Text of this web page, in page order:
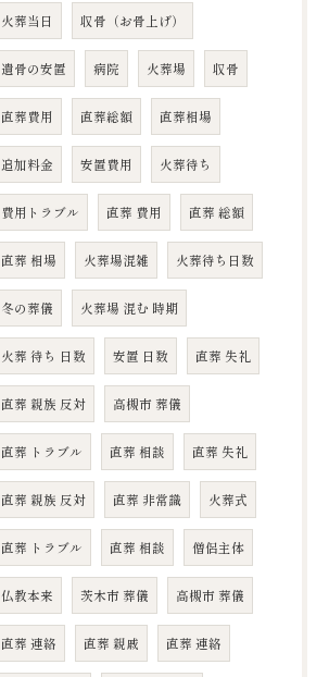
火葬当日 収骨（お骨上げ）
遺骨の安置 病院 火葬場 収骨
直葬費用 直葬総額 直葬相場
追加料金 安置費用 火葬待ち
費用トラブル 直葬 費用 直葬 総額
直葬 相場 火葬場混雑 火葬待ち日数
冬の葬儀 火葬場 混む 時期
火葬 待ち 日数 安置 日数 直葬 失礼
直葬 親族 反対 高槻市 葬儀
直葬 トラブル 直葬 相談 直葬 失礼
直葬 親族 反対 直葬 非常識 火葬式
直葬 トラブル 直葬 相談 僧侶主体
仏教本来 茨木市 葬儀 高槻市 葬儀
直葬 連絡 直葬 親戚 直葬 連絡